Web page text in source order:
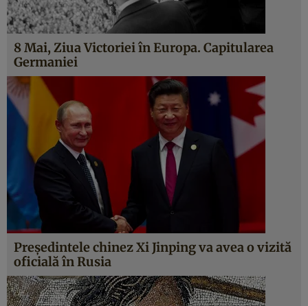
8 Mai, Ziua Victoriei în Europa. Capitularea
Germaniei
Președintele chinez Xi Jinping va avea o vizită
oficială în Rusia